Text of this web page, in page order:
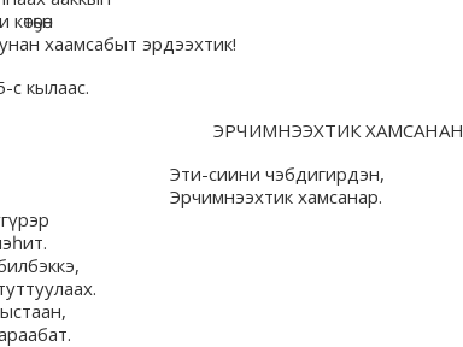
хаамсабыт эрдээхтик!
с кылаас.
ЭРЧИМНЭЭХТИК ХАМСАНАН
Эти-сиини чэбдигирдэн,
Эрчимнээхтик хамсанар.